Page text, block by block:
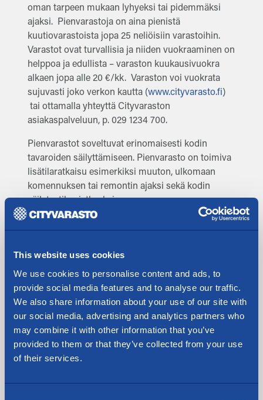
This website uses cookies
We use cookies to personalise content and ads, to
provide social media features and to analyse our traffic.
We also share information about your use of our site with
our social media, advertising and analytics partners who
may combine it with other information that you’ve
provided to them or that they’ve collected from your use
of their services.
oman tarpeen mukaan lyhyeksi tai pidemmäksi
ajaksi. Pienvarastoja on aina pienistä
kuutiovarastoista jopa 25 neliöisiin varastoihin.
Varastot ovat turvallisia ja niiden vuokraaminen on
helppoa ja edullista – varaston kuukausivuokra
alkaen jopa alle 20 €/kk. Varaston voi vuokrata
sujuvasti joko verkon kautta (www.cityvarasto.fi)
tai ottamalla yhteyttä Cityvaraston
asiakaspalveluun, p. 029 1234 700.
Pienvarastot soveltuvat erinomaisesti kodin
tavaroiden säilyttämiseen. Pienvarasto on toimiva
lisätilaratkaisu esimerkiksi muuton, ulkomaan
komennuksen tai remontin ajaksi sekä kodin
säilytystilan jatkeeksi.
Kiinteistökaupan myötä Cityvarasto vahvistaa
on kaupan jälkeen 25 toimipistettä.
pienvarastohotelliverkostoon kuuluu 65
toimipistettä suurimmissa kaupungeissa ympäri
Suomen: Helsinki, Espoo, Vantaa, Oulu, Joensuu,
Jyväskylä, Kotka, Kouvola, Kuopio, Lahti,
Lappeenranta, Mikkeli, Naantali, Järvenpää, Kerava,
Turku, Tampere, Seinäjoki, Salo, Savonlinna, Pori,
Porvoo, Hämeenlinna, Rovaniemi, Porvoo, Ylöjärvi,